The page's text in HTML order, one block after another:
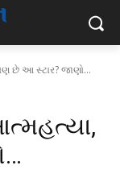
છે આ સ્ટાર? જાણો…